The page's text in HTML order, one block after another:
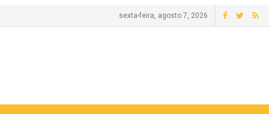
sexta-feira, agosto 7, 2026